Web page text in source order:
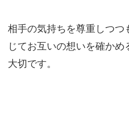
相手の気持ちを尊重しつつ
じてお互いの想いを確かめ
大切です。